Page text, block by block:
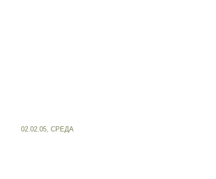
02.02.05, СРЕДА